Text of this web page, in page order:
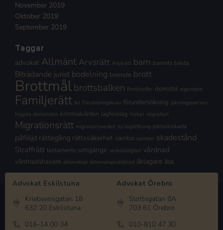
November 2019
Oktober 2019
September 2019
Taggar
advokat Allmänt Arvsrätt Asylrätt barn barnets bästa
Biträdande jurist bodelning boende brott
Brottmålbrottsbalken Brottsoffer domstol egendom
Familjerätt fel Försörjningskrav förundersökning gärningsperson
högsta domstolen kriminalvården lagförslag makar migration
Migrationsrätt migrationsverket ny lagstiftning personskada
påföljd rättegång rättssäkerhet sambo sambor skadestånd
Straffrätt testamente umgänge verkställighet vårdnad
vårdnadshavare äktenskap äktenskapsskillnad åklagare åtal
Advokat Eskilstuna
Kriebsensgatan 18
632 20 Eskilstuna
016-14 00 34
Advokat Örebro
Slottsgatan 8A
703 61 Örebro
010-810 47 30